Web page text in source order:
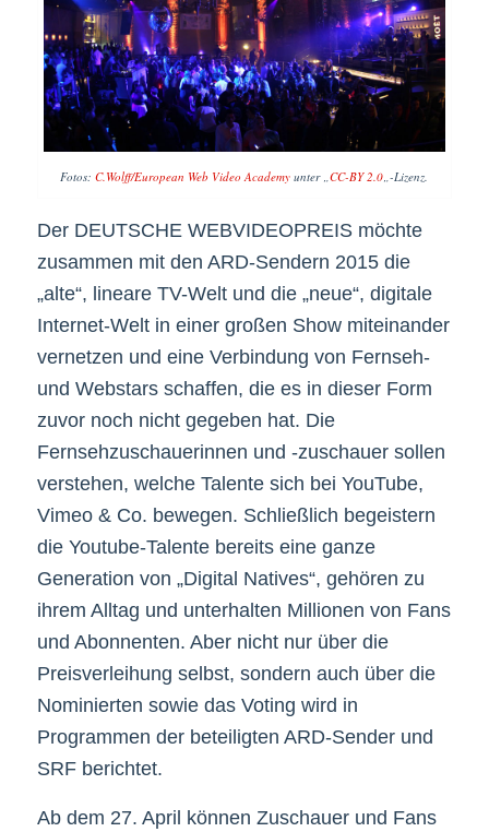
Fotos:C.Wolff/European Web Video Academy unter „CC-BY 2.0 „-Lizenz.
Der DEUTSCHE WEBVIDEOPREIS möchte
zusammen mit den ARD-Sendern 2015 die
„alte“, lineare TV-Welt und die „neue“, digitale
Internet-Welt in einer großen Show miteinander
vernetzen und eine Verbindung von Fernseh-
und Webstars schaffen, die es in dieser Form
zuvor noch nicht gegeben hat. Die
Fernsehzuschauerinnen und -zuschauer sollen
verstehen, welche Talente sich bei YouTube,
Vimeo & Co. bewegen. Schließlich begeistern
die Youtube-Talente bereits eine ganze
Generation von „Digital Natives“, gehören zu
ihrem Alltag und unterhalten Millionen von Fans
und Abonnenten. Aber nicht nur über die
Preisverleihung selbst, sondern auch über die
Nominierten sowie das Voting wird in
Programmen der beteiligten ARD-Sender und
SRF berichtet.
Ab dem 27. April können Zuschauer und Fans